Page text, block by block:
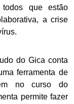
que estão
a crise
do Gica conta
ferramenta de
no curso do
permite fazer